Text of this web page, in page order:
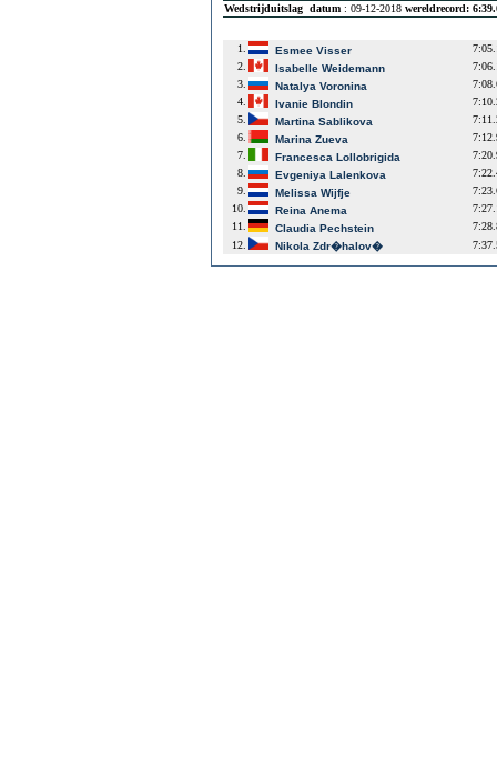
Wedstrijduitslag datum : 09-12-2018 wereldrecord:
1. Esmee Visser
2.
Isabelle Weidemann
3.
Natalya Voronina
4.
Ivanie Blondin
5.
Martina Sablikova
6.
Marina Zueva
7.
Francesca Lollobrigida
8.
Evgeniya Lalenkova
9.
Melissa Wijfje
10.
Reina Anema
11.
Claudia Pechstein
12.
Nikola Zdr�halov�